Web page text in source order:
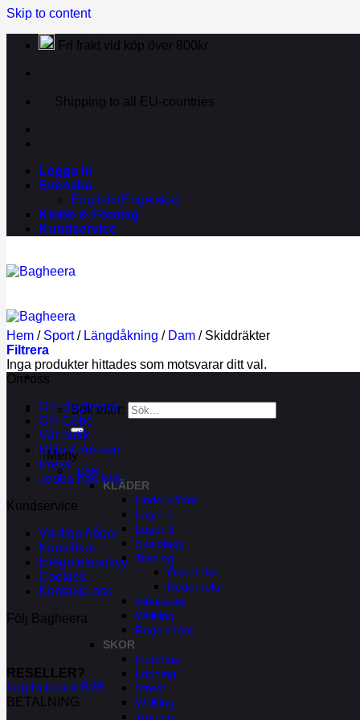
Skip to content
Fri frakt vid köp över 800kr
Shipping to all EU-countries
Logga in
Svenska
English (Engelska)
Klubb & Företag
Kundservice
Sök efter:
Meny
DAM
KLÄDER
Underkläder
Lager 1
Lager 2
Skalplagg
Träning
Överdelar
Nederdelar
Athleisure
Walking
Regnkläder
SKOR
Inomhus
Löpning
Street
Walking
Träning
Hem / Sport / Längdåkning / Dam /Skiddräkter
Filtrera
Inga produkter hittades som motsvarar ditt val.
Om oss
Om Bagheera
Om Cébé
Vår butik
Miljö & Ansvar
Press
Jobba hos oss
Kundservice
Vanliga frågor
Köpvillkor
Integritetspolicy
Cookies
Kontakta oss
Följ Bagheera
RESELLER?
Log in to our B2B
BETALNING